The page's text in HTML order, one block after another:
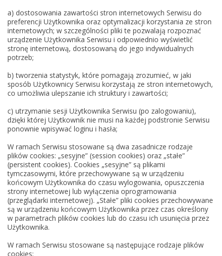
a) dostosowania zawartości stron internetowych Serwisu do
preferencji Użytkownika oraz optymalizacji korzystania ze stron
internetowych; w szczególności pliki te pozwalają rozpoznać
urządzenie Użytkownika Serwisu i odpowiednio wyświetlić
stronę internetową, dostosowaną do jego indywidualnych
potrzeb;
b) tworzenia statystyk, które pomagają zrozumieć, w jaki
sposób Użytkownicy Serwisu korzystają ze stron internetowych,
co umożliwia ulepszanie ich struktury i zawartości;
c) utrzymanie sesji Użytkownika Serwisu (po zalogowaniu),
dzięki której Użytkownik nie musi na każdej podstronie Serwisu
ponownie wpisywać loginu i hasła;
W ramach Serwisu stosowane są dwa zasadnicze rodzaje
plików cookies: „sesyjne” (session cookies) oraz „stałe”
(persistent cookies). Cookies „sesyjne” są plikami
tymczasowymi, które przechowywane są w urządzeniu
końcowym Użytkownika do czasu wylogowania, opuszczenia
strony internetowej lub wyłączenia oprogramowania
(przeglądarki internetowej). „Stałe” pliki cookies przechowywane
są w urządzeniu końcowym Użytkownika przez czas określony
w parametrach plików cookies lub do czasu ich usunięcia przez
Użytkownika.
W ramach Serwisu stosowane są następujące rodzaje plików
cookies: